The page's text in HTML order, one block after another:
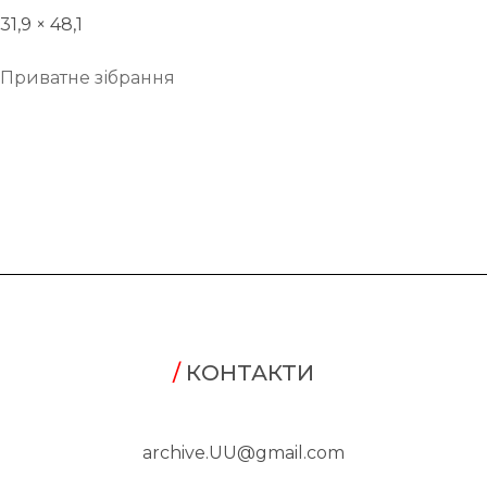
31,9 × 48,1
Приватне зібрання
/ КОНТАКТИ
archive.UU@gmail.com